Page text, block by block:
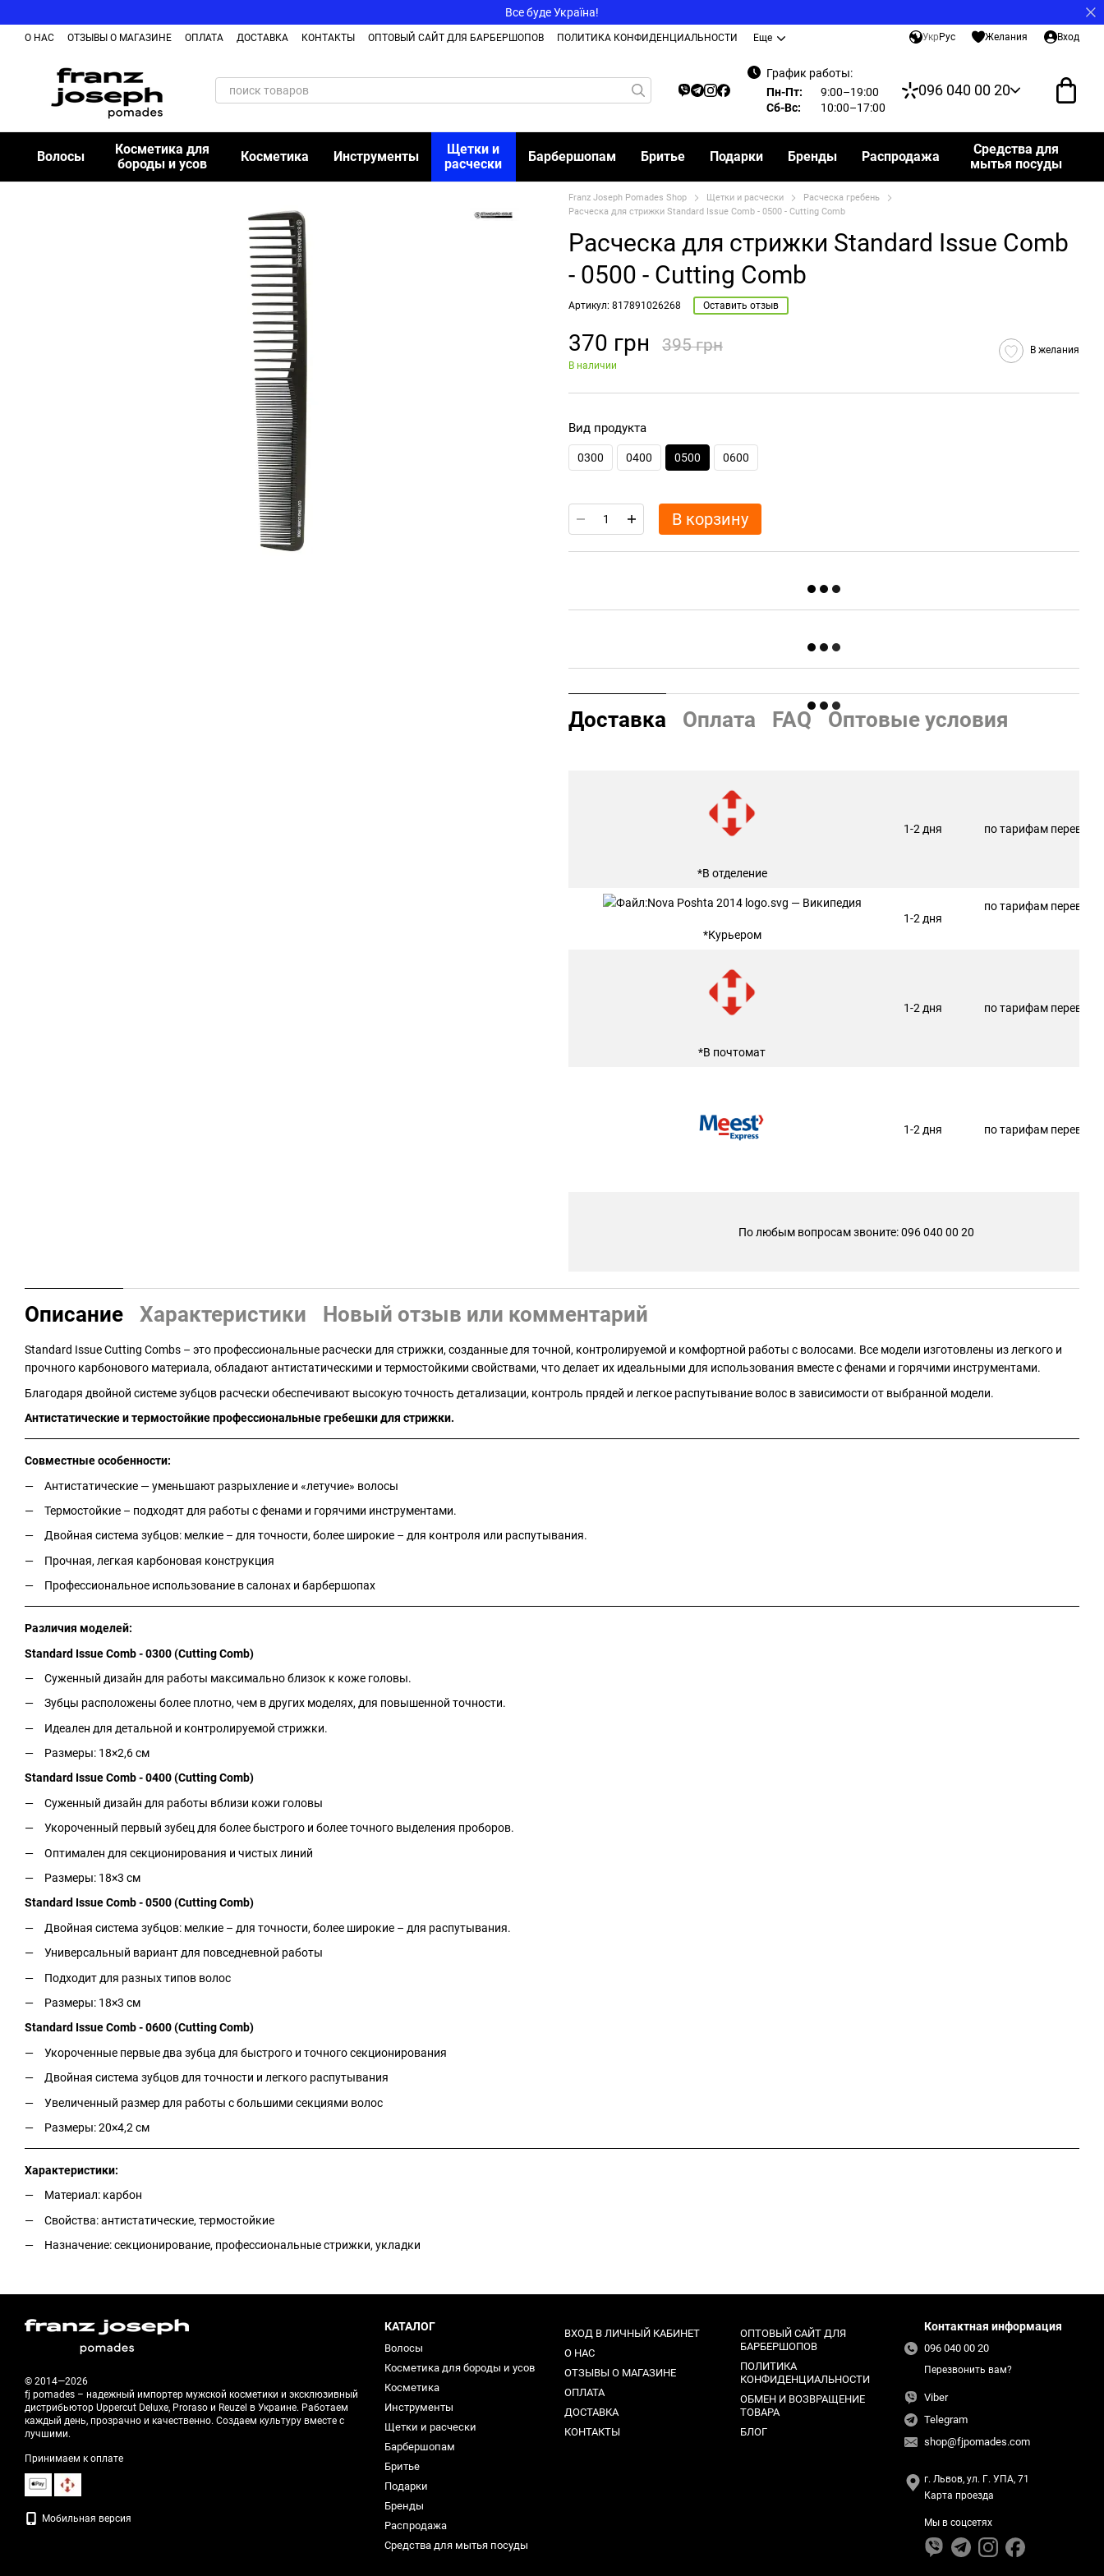
Все буде Україна!
О НАС ОТЗЫВЫ О МАГАЗИНЕ ОПЛАТА ДОСТАВКА КОНТАКТЫ ОПТОВЫЙ САЙТ ДЛЯ БАРБЕРШОПОВ ПОЛИТИКА КОНФИДЕНЦИАЛЬНОСТИ Еще Укр Рус Желания Вход
График работы:
Пн-Пт:
9:00–19:00
Сб-Вс:
10:00–17:00
096 040 00 20
Волосы
Косметика для
бороды и усов
Косметика Инструменты
Щетки и
расчески
Барбершопам Бритье Подарки Бренды Распродажа
Средства для
мытья посуды
Franz Joseph Pomades Shop Щетки и расчески
Расческа гребень
Расческа для стрижки Standard Issue Comb - 0500 - Cutting Comb
Расческа для стрижки Standard Issue Comb
- 0500 - Cutting Comb
Артикул: 817891026268 Оставить отзыв
370 грн 395 грн
В наличии
В желания
Вид продукта
0300 0400 0500 0600
В корзину
Доставка Оплата FAQ Оптовые условия
*В отделение
1-2 дня по тарифам
*Курьером
1-2 дня
по тарифам
*В почтомат
1-2 дня по тарифам
1-2 дня по тарифам
По любым вопросам звоните: 096 040 00 20
Описание Характеристики Новый отзыв или комментарий
Standard Issue Cutting Combs – это профессиональные расчески для стрижки, созданные для точной, контролируемой и комфортной работы с волосами. Все модели изготовлены из легкого и
прочного карбонового материала, обладают антистатическими и термостойкими свойствами, что делает их идеальными для использования вместе с фенами и горячими инструментами.
Благодаря двойной системе зубцов расчески обеспечивают высокую точность детализации, контроль прядей и легкое распутывание волос в зависимости от выбранной модели.
Антистатические и термостойкие профессиональные гребешки для стрижки.
Совместные особенности:
Антистатические — уменьшают разрыхление и «летучие» волосы
Термостойкие – подходят для работы с фенами и горячими инструментами.
Двойная система зубцов: мелкие – для точности, более широкие – для контроля или распутывания.
Прочная, легкая карбоновая конструкция
Профессиональное использование в салонах и барбершопах
Различия моделей:
Standard Issue Comb - 0300 (Cutting Comb)
Суженный дизайн для работы максимально близок к коже головы.
Зубцы расположены более плотно, чем в других моделях, для повышенной точности.
Идеален для детальной и контролируемой стрижки.
Размеры: 18×2,6 см
Standard Issue Comb - 0400 (Cutting Comb)
Суженный дизайн для работы вблизи кожи головы
Укороченный первый зубец для более быстрого и более точного выделения проборов.
Оптимален для секционирования и чистых линий
Размеры: 18×3 см
Standard Issue Comb - 0500 (Cutting Comb)
Двойная система зубцов: мелкие – для точности, более широкие – для распутывания.
Универсальный вариант для повседневной работы
Подходит для разных типов волос
Размеры: 18×3 см
Standard Issue Comb - 0600 (Cutting Comb)
Укороченные первые два зубца для быстрого и точного секционирования
Двойная система зубцов для точности и легкого распутывания
Увеличенный размер для работы с большими секциями волос
Размеры: 20×4,2 см
Характеристики:
Материал: карбон
Свойства: антистатические, термостойкие
Назначение: секционирование, профессиональные стрижки, укладки
© 2014—2026
fj pomades – надежный импортер мужской косметики и эксклюзивный
дистрибьютор Uppercut Deluxe, Proraso и Reuzel в Украине. Работаем
каждый день, прозрачно и качественно. Создаем культуру вместе с
лучшими.
Принимаем к оплате
Мобильная версия
КАТАЛОГ
Волосы
Косметика для бороды и усов
Косметика
Инструменты
Щетки и расчески
Барбершопам
Бритье
Подарки
Бренды
Распродажа
Средства для мытья посуды
ВХОД В ЛИЧНЫЙ КАБИНЕТ
О НАС
ОТЗЫВЫ О МАГАЗИНЕ
ОПЛАТА
ДОСТАВКА
КОНТАКТЫ
ОПТОВЫЙ САЙТ ДЛЯ
БАРБЕРШОПОВ
ПОЛИТИКА
КОНФИДЕНЦИАЛЬНОСТИ
ОБМЕН И ВОЗВРАЩЕНИЕ
ТОВАРА
БЛОГ
Контактная информация
096 040 00 20
Перезвонить вам?
Viber
Telegram
shop@fjpomades.com
г. Львов, ул. Г. УПА, 71
Карта проезда
Мы в соцсетях